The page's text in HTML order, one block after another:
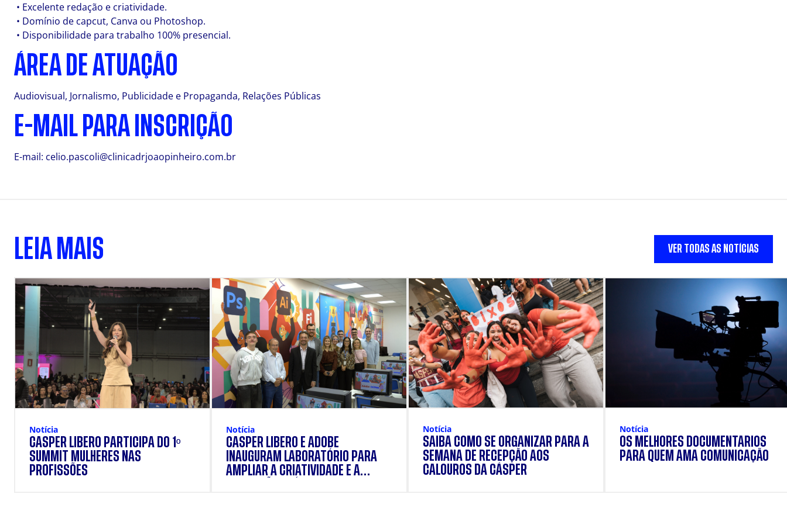
• Excelente redação e criatividade.
• Domínio de capcut, Canva ou Photoshop.
• Disponibilidade para trabalho 100% presencial.
ÁREA DE ATUAÇÃO
Audiovisual, Jornalismo, Publicidade e Propaganda, Relações Públicas
E-MAIL PARA INSCRIÇÃO
E-mail: celio.pascoli@clinicadrjoaopinheiro.com.br
LEIA MAIS VER TODAS AS NOTÍCIAS
Notícia
CÁSPER LÍBERO PARTICIPA DO 1º
SUMMIT MULHERES NAS
PROFISSÕES
Notícia
CÁSPER LÍBERO E ADOBE
INAUGURAM LABORATÓRIO PARA
AMPLIAR A CRIATIVIDADE E A
Notícia
SAIBA COMO SE ORGANIZAR PARA A
SEMANA DE RECEPÇÃO AOS
CALOUROS DA CÁSPER
Notícia
OS MELHORES DOCUMENTÁRIOS
PARA QUEM AMA COMUNICAÇÃO